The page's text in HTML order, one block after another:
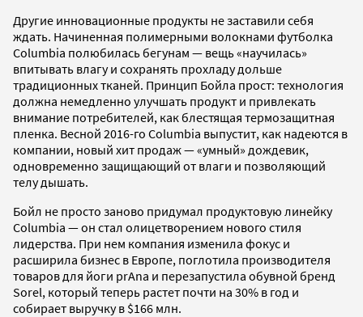
Другие инновационные продукты не заставили себя
ждать. Начиненная полимерными волокнами футболка
Columbia полюбилась бегунам — вещь «научилась»
впитывать влагу и сохранять прохладу дольше
традиционных тканей. Принцип Бойла прост: технология
должна немедленно улучшать продукт и привлекать
внимание потребителей, как блестящая термозащитная
пленка. Весной 2016-го Columbia выпустит, как надеются в
компании, новый хит продаж — «умный» дождевик,
одновременно защищающий от влаги и позволяющий
телу дышать.
Бойл не просто заново придумал продуктовую линейку
Columbia — он стал олицетворением нового стиля
лидерства. При нем компания изменила фокус и
расширила бизнес в Европе, поглотила производителя
товаров для йоги prAna и перезапустила обувной бренд
Sorel, который теперь растет почти на 30% в год и
собирает выручку в $166 млн.